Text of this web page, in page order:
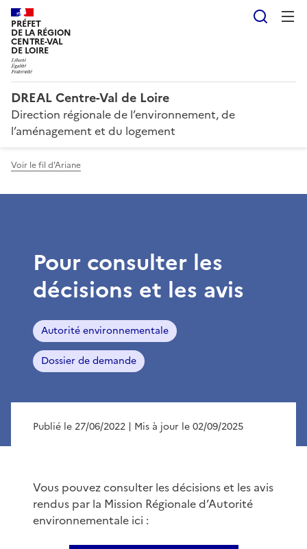
PRÉFET
DE LA RÉGION
CENTRE-VAL
DE LOIRE
DREAL Centre-Val de Loire
Direction régionale de l’environnement, de
l’aménagement et du logement
Voir le fil d'Ariane
Pour consulter les
décisions et les avis
Autorité environnementale
Dossier de demande
Publié le 27/06/2022 | Mis à jour le 02/09/2025
Vous pouvez consulter les décisions et les avis
rendus par la Mission Régionale d’Autorité
environnementale ici :